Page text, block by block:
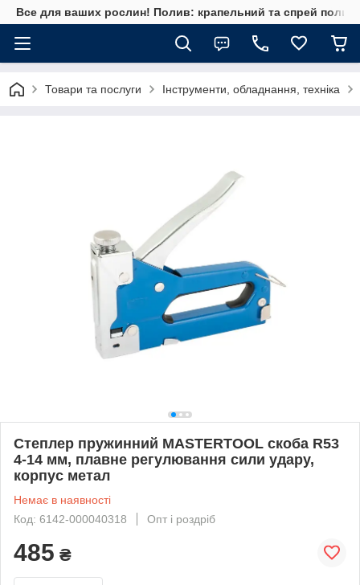
Все для ваших рослин! Полив: крапельний та спрей полив,
Товари та послуги Інструменти, обладнання, техніка
Степлер пружинний MASTERTOOL скоба R53
4-14 мм, плавне регулювання сили удару,
корпус метал
Немає в наявності
Код: 6142-000040318
Опт і роздріб
485 ₴